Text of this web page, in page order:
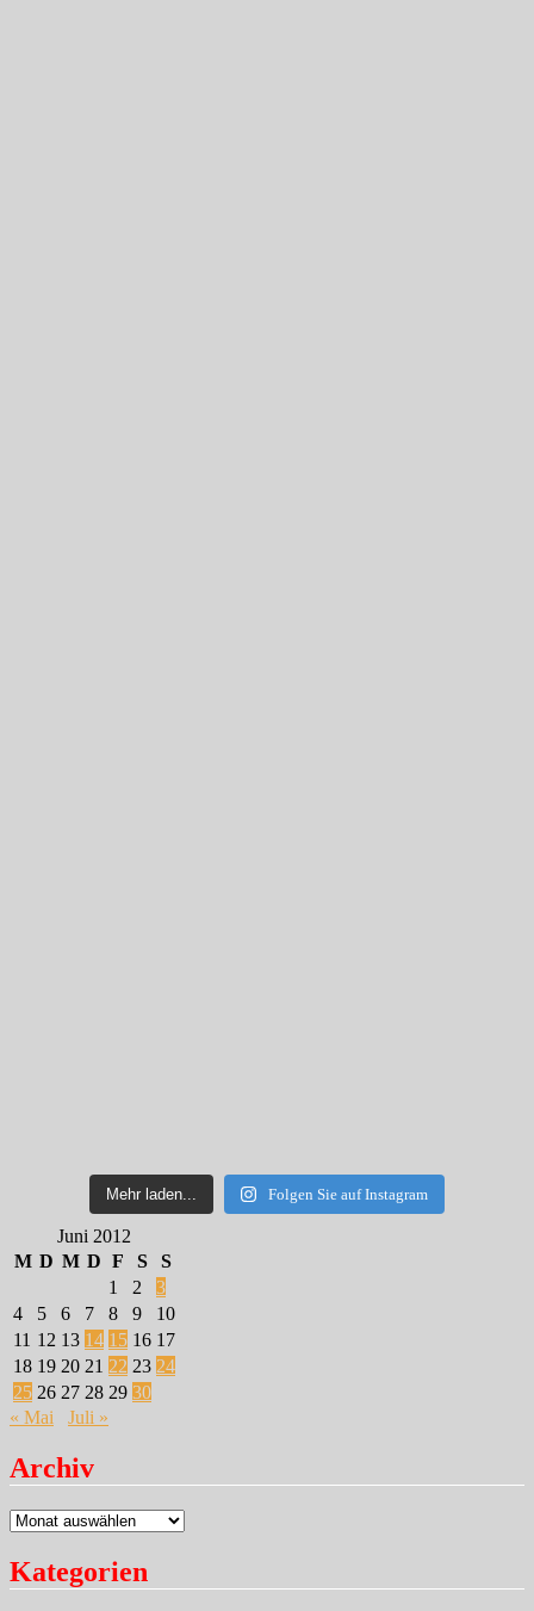
Mehr laden... Folgen Sie auf Instagram
Juni 2012
M D M D F S
S
1
2
3
4
5 6 7 8 9
10
11 12 13 14 15 16 17
18 19 20 21 22 23 24
25 26 27 28 29 30
« Mai
Juli »
Archiv
Archiv
Kategorien